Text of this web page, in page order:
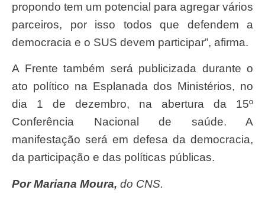
propondo tem um potencial para agregar vários
parceiros, por isso todos que defendem a
democracia e o SUS devem participar”, afirma.
A Frente também será publicizada durante o
ato político na Esplanada dos Ministérios, no
dia 1 de dezembro, na abertura da 15º
Conferência Nacional de saúde. A
manifestação será em defesa da democracia,
da participação e das políticas públicas.
Por Mariana Moura, do CNS.